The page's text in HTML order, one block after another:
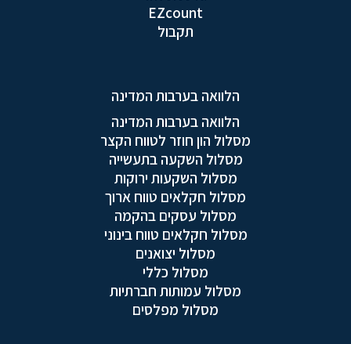
EZcount
תקבול
הלוואה בערבות המדינה
הלוואה בערבות המדינה
מסלול הון חוזר לטווח הקצר
מסלול השקעה בתעשייה
מסלול השקעות ירוקות
מסלול חקלאים טווח ארוך
מסלול עסקים בהקמה
מסלול חקלאים טווח בינוני
מסלול יצואנים
מסלול כללי
מסלול עמותות חברתיות
מסלול מפלסים